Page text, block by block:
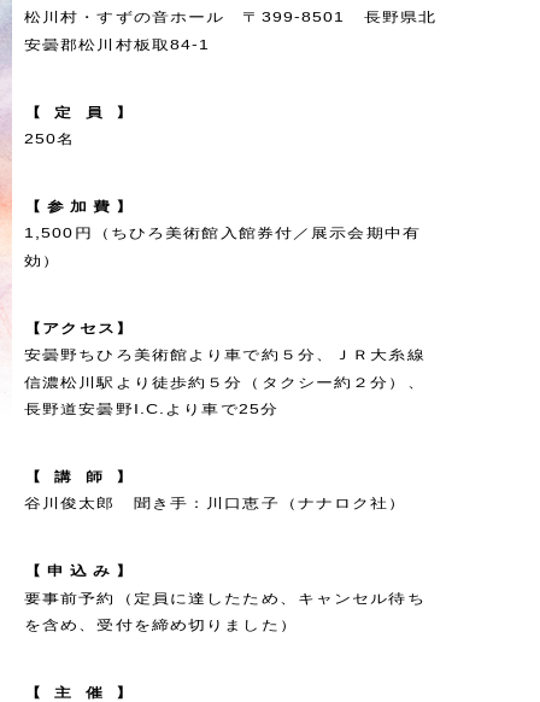
松川村・すずの音ホール 〒399-8501 長野県北
安曇郡松川村板取84-1
【 定 員 】
250名
【 参 加 費 】
1,500円（ちひろ美術館入館券付／展示会期中有
効）
【 アク セ ス 】
安曇野ちひろ美術館より車で約５分、ＪＲ大糸線
信濃松川駅より徒歩約５分（タクシー約２分）、
長野道安曇野I.C.より車で25分
【 講 師
】
谷川俊太郎 聞き手：川口恵子（ナナロク社）
【 申 込 み 】
要事前予約（定員に達したため、キャンセル待ち
を含め、受付を締め切りました）
【 主 催 】